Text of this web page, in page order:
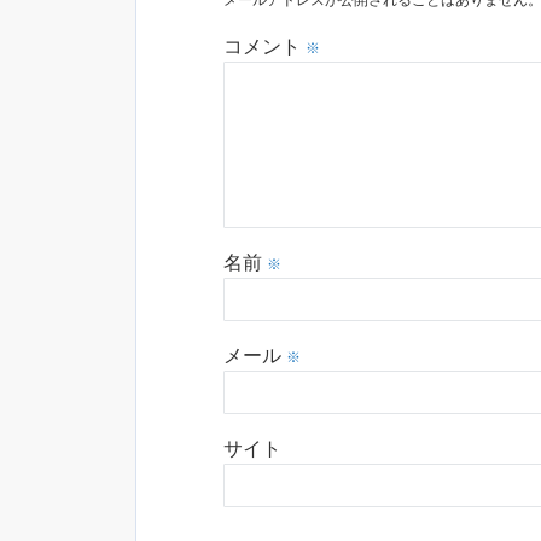
コメント ※
名前 ※
メール ※
サイト